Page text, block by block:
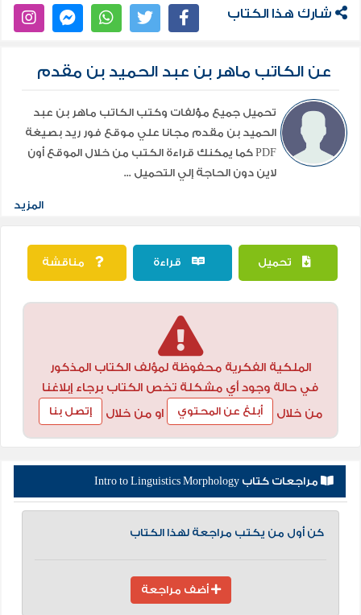
morpheme is reserved for the abstract entity only. *
Allomorphs { morphemes having the same function but
di erent form. Unlike the synonyms they usually
cannot be replaced one by the other. (1) a. inde nite
article: an orange { a building .
شارك هذا الكتاب
عن الكاتب ماهر بن عبد الحميد بن مقدم
تحميل جميع مؤلفات وكتب الكاتب ماهر بن عبد
الحميد بن مقدم مجانا علي موقع فور ريد بصيغة
PDF كما يمكنك قراءة الكتب من خلال الموقع أون
لاين دون الحاجة إلي التحميل ...
المزيد
تحميل قراءة مناقشة
الملكية الفكرية محفوظة لمؤلف الكتاب المذكور
في حالة وجود أي مشكلة تخص الكتاب برجاء إبلاغنا
من خلال
أبلغ عن المحتوي او من خلال إتصل بنا
مراجعات كتاب Intro to Linguistics Morphology
كن أول من يكتب مراجعة لهذا الكتاب
أضف مراجعة